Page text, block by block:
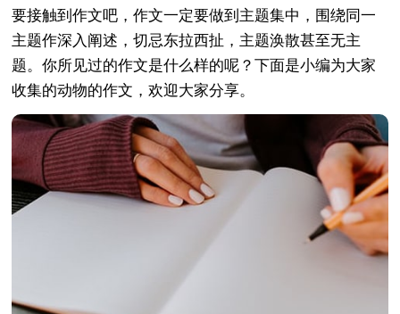
要接触到作文吧，作文一定要做到主题集中，围绕同一
主题作深入阐述，切忌东拉西扯，主题涣散甚至无主
题。你所见过的作文是什么样的呢？下面是小编为大家
收集的动物的作文，欢迎大家分享。